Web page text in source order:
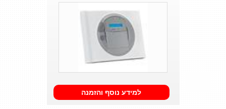
למידע נוסף והזמנה